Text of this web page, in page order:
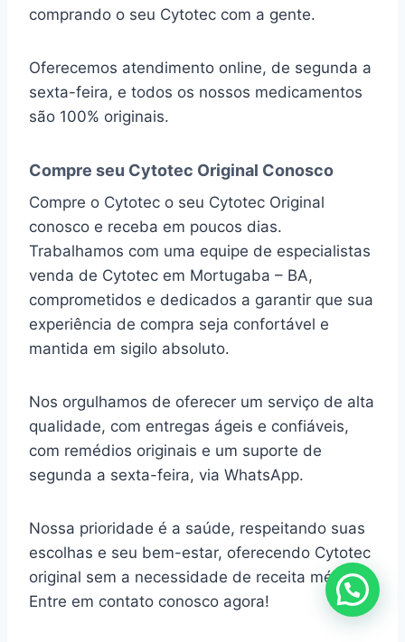
comprando o seu Cytotec com a gente.
Oferecemos atendimento online, de segunda a
sexta-feira, e todos os nossos medicamentos
são 100% originais.
Compre seu Cytotec Original Conosco
Compre o Cytotec o seu Cytotec Original
conosco e receba em poucos dias.
Trabalhamos com uma equipe de especialistas
venda de Cytotec em Mortugaba – BA,
comprometidos e dedicados a garantir que sua
experiência de compra seja confortável e
mantida em sigilo absoluto.
Nos orgulhamos de oferecer um serviço de alta
qualidade, com entregas ágeis e confiáveis,
com remédios originais e um suporte de
segunda a sexta-feira, via WhatsApp.
Nossa prioridade é a saúde, respeitando suas
escolhas e seu bem-estar, oferecendo Cytotec
original sem a necessidade de receita médica.
Entre em contato conosco agora!